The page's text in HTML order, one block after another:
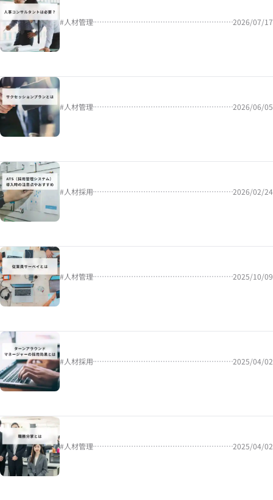
#人材管理 2026/07/17
#人材管理 2026/06/05
#人材採用 2026/02/24
#人材管理 2025/10/09
#人材採用 2025/04/02
#人材管理 2025/04/02